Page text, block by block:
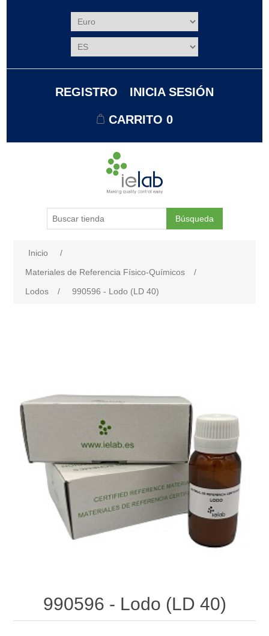
REGISTRO INICIA SESIÓN
CARRITO 0
Búsqueda
Inicio
/
Materiales de Referencia Físico-Químicos
/
Lodos
/ 990596 - Lodo (LD 40)
990596 - Lodo (LD 40)